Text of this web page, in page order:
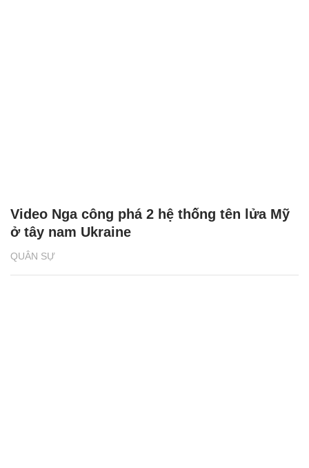
QUÂN SỰ
Video Nga công phá 2 hệ thống tên lửa Mỹ
ở tây nam Ukraine